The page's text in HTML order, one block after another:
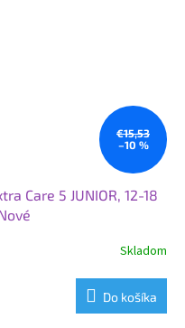
€15,53
–10 %
Care 5 JUNIOR, 12-18
Skladom
Do košíka